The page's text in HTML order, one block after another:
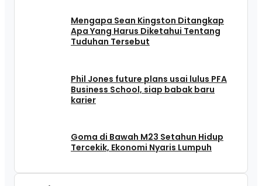
Mengapa Sean Kingston Ditangkap
Apa Yang Harus Diketahui Tentang
Tuduhan Tersebut
Phil Jones future plans usai lulus PFA
Business School, siap babak baru
karier
Goma di Bawah M23 Setahun Hidup
Tercekik, Ekonomi Nyaris Lumpuh